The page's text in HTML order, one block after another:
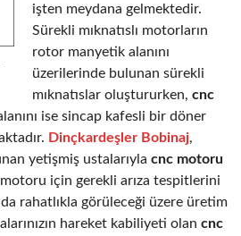
işten meydana gelmektedir.
Sürekli mıknatıslı motorların
rotor manyetik alanını
üzerilerinde bulunan sürekli
mıknatıslar oluştururken, cnc
ise sincap kafesli bir döner
Dinçkardeşler Bobinaj,
yetişmiş ustalarıyla cnc motoru
için gerekli arıza tespitlerini
rahatlıkla görüleceği üzere üretim
hareket kabiliyeti olan cnc